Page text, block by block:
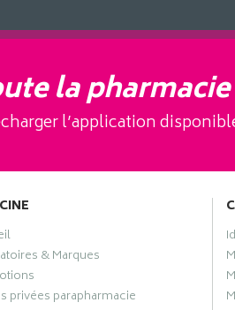
la
l’application
& Marques
privées parapharmacie